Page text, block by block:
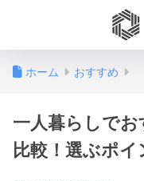
ホーム おすすめ
一人暮らしで
比較！選ぶポイ